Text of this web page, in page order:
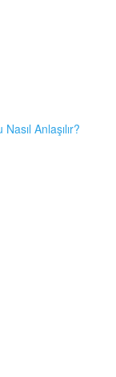
Anlaşılır?